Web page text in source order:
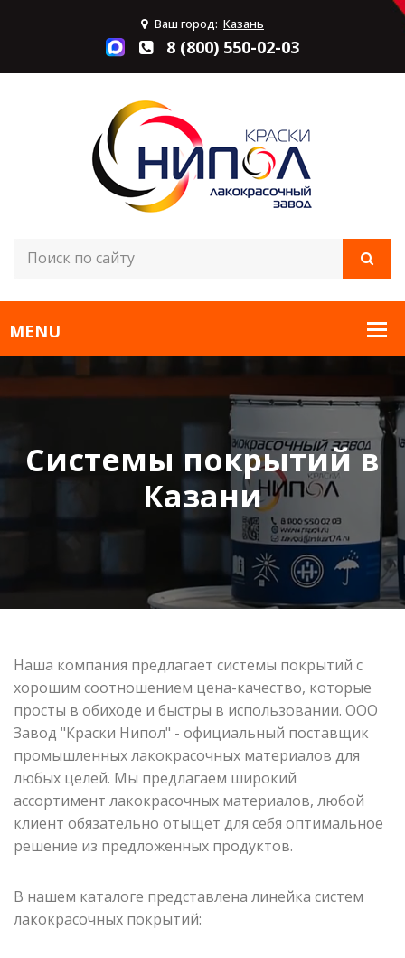
Ваш город: Казань
8 (800) 550-02-03
Системы покрытий в
Казани
Наша компания предлагает системы покрытий с
хорошим соотношением цена-качество, которые
просты в обиходе и быстры в использовании. ООО
Завод "Краски Нипол" - официальный поставщик
промышленных лакокрасочных материалов для
любых целей. Мы предлагаем широкий
ассортимент лакокрасочных материалов, любой
клиент обязательно отыщет для себя оптимальное
решение из предложенных продуктов.
В нашем каталоге представлена линейка систем
лакокрасочных покрытий: